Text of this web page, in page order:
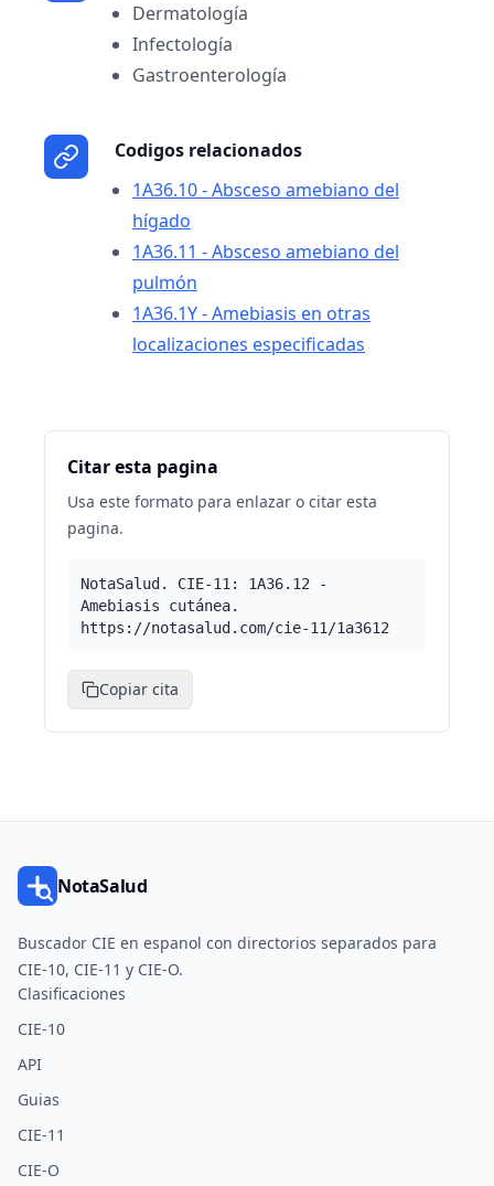
Dermatología
Infectología
Gastroenterología
Codigos relacionados
1A36.10 - Absceso amebiano del
hígado
1A36.11 - Absceso amebiano del
pulmón
1A36.1Y - Amebiasis en otras
localizaciones especificadas
Citar esta pagina
Usa este formato para enlazar o citar esta
pagina.
NotaSalud. CIE-11: 1A36.12 -
Amebiasis cutánea.
https://notasalud.com/cie-11/1a3612
Copiar cita
NotaSalud
Buscador CIE en espanol con directorios separados para
CIE-10, CIE-11 y CIE-O.
Clasificaciones
CIE-10
API
Guias
CIE-11
CIE-O